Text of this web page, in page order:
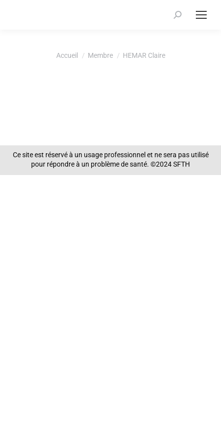
Recherche
Accueil Membre HEMAR Claire
Ce site est réservé à un usage professionnel et ne sera pas utilisé
pour répondre à un problème de santé. ©2024 SFTH